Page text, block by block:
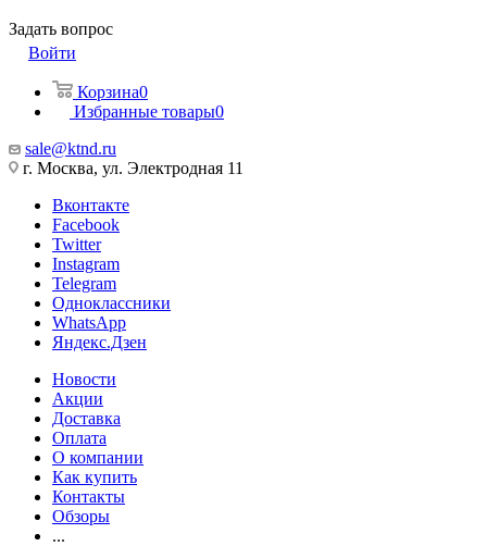
Задать вопрос
Войти
Корзина0
Избранные товары0
sale@ktnd.ru
г. Москва, ул. Электродная 11
Вконтакте
Facebook
Twitter
Instagram
Telegram
Одноклассники
WhatsApp
Яндекс.Дзен
Новости
Акции
Доставка
Оплата
О компании
Как купить
Контакты
Обзоры
...